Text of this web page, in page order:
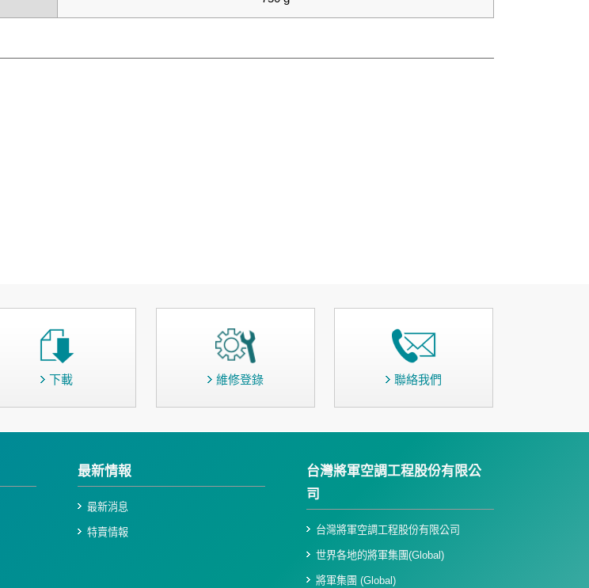
下載 維修登錄 聯絡我們
最新情報
最新消息
特賣情報
台灣將軍空調工程股份有限公
司
台灣將軍空調工程股份有限公司
世界各地的將軍集團(Global)
將軍集團 (Global)